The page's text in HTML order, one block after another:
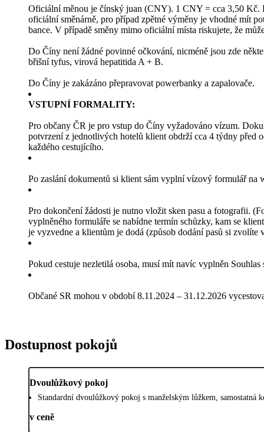
Oficiální měnou je čínský juan (CNY). 1 CNY = cca 3,50 Kč.
oficiální směnárně, pro případ zpětné výměny je vhodné mít
bance. V případě směny mimo oficiální místa riskujete, že
Do Číny není žádné povinné očkování, nicméně jsou zde
břišní tyfus, virová hepatitida A + B.
Do Číny je zakázáno přepravovat powerbanky a zapalovače.
VSTUPNÍ FORMALITY:
Pro občany ČR je pro vstup do Číny vyžadováno vízum.
potvrzení z jednotlivých hotelů klient obdrží cca 4 týdny před
každého cestujícího.
Po zaslání dokumentů si klient sám vyplní vízový formulář na
Pro dokončení žádosti je nutno vložit sken pasu a fotografii.
vyplněného formuláře se nabídne termín schůzky, kam se
je vyzvedne a klientům je dodá (způsob dodání pasů si zvolíte
Pokud cestuje nezletilá osoba, musí mít navíc vyplněn Souhlas
Občané SR mohou v období 8.11.2024 – 31.12.2026
Dostupnost pokojů
Dvoulůžkový pokoj
Standardní dvoulůžkový pokoj s manželským lůžkem, samostatná
v ceně